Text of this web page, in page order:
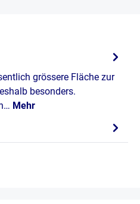
grössere Fläche zur
besonders.
Mehr